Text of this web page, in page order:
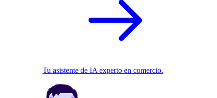
Tu asistente de IA experto en comercio.